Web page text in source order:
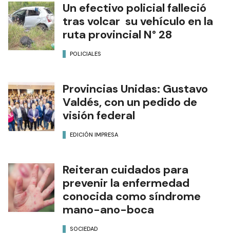
Un efectivo policial falleció
tras volcar su vehículo en la
ruta provincial N° 28
POLICIALES
Provincias Unidas: Gustavo
Valdés, con un pedido de
visión federal
EDICIÓN IMPRESA
Reiteran cuidados para
prevenir la enfermedad
conocida como síndrome
mano-ano-boca
SOCIEDAD